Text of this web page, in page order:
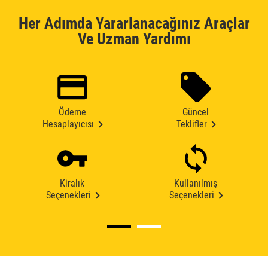
Her Adımda Yararlanacağınız Araçlar
Ve Uzman Yardımı
Ödeme
Hesaplayıcısı
Güncel
Teklifler
Kiralık
Seçenekleri
Kullanılmış
Seçenekleri